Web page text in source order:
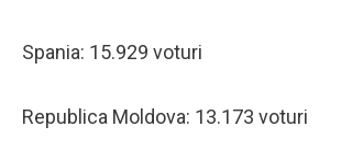
Spania: 15.929 voturi
Republica Moldova: 13.173 voturi